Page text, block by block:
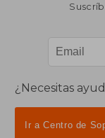
¿Necesitas
Ir a Centro de